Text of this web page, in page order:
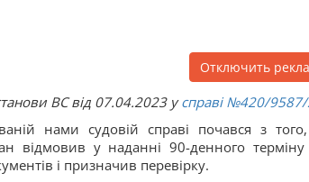
Отключить
ВС від 07.04.2023 усправі№420/
нами судовій справі почався з
відмовив у наданні 90-денного
і призначив перевірку.